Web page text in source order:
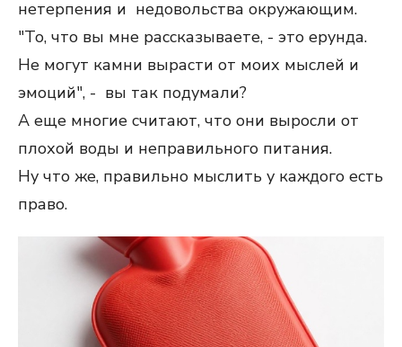
нетерпения и недовольства окружающим.
"То, что вы мне рассказываете, - это ерунда.
Не могут камни вырасти от моих мыслей и
эмоций", - вы так подумали?
А еще многие считают, что они выросли от
плохой воды и неправильного питания.
Ну что же, правильно мыслить у каждого есть
право.